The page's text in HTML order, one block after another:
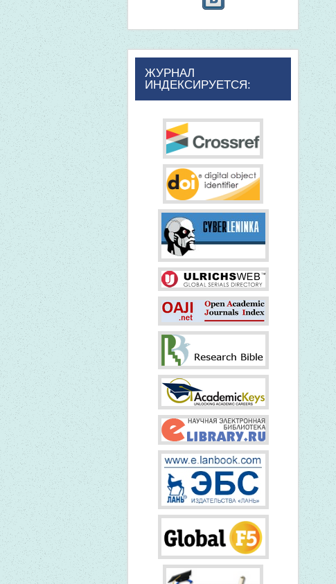
ЖУРНАЛ
ИНДЕКСИРУЕТСЯ: